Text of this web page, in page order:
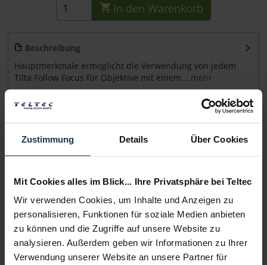
Zustimmung Details Über Cookies
Mit Cookies alles im Blick... Ihre Privatsphäre bei Teltec
Wir verwenden Cookies, um Inhalte und Anzeigen zu
personalisieren, Funktionen für soziale Medien anbieten
zu können und die Zugriffe auf unsere Website zu
analysieren. Außerdem geben wir Informationen zu Ihrer
Verwendung unserer Website an unsere Partner für
In den Warenkorb
Beschreibung
Hauptmerkmale ermöglicht die Verwendung von jedem
Tilta Follow Focus für Objektive mit einem... mehr
Beratung
Medien
Infos zu Hersteller & Produktsicherheit
Folgende Infos zum Hersteller sind verfübar......mehr
Weitere Artikel von Tilta ansehen